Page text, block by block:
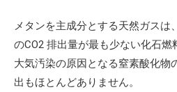
メタンを主成分とする天然ガスは
のCO2 排出量が最も少ない化石燃
大気汚染の原因となる窒素酸化物
出もほとんどありません。